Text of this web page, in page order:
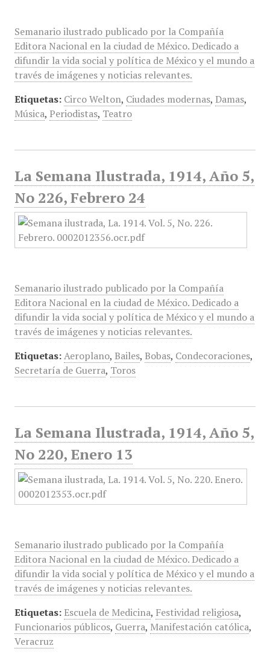
Semanario ilustrado publicado por la Compañía
Editora Nacional en la ciudad de México. Dedicado a
difundir la vida social y política de México y el mundo a
través de imágenes y noticias relevantes.
Etiquetas: Circo Welton, Ciudades modernas, Damas,
Música, Periodistas, Teatro
La Semana Ilustrada, 1914, Año 5,
No 226, Febrero 24
Semanario ilustrado publicado por la Compañía
Editora Nacional en la ciudad de México. Dedicado a
difundir la vida social y política de México y el mundo a
través de imágenes y noticias relevantes.
Etiquetas: Aeroplano, Bailes, Bobas, Condecoraciones,
Secretaría de Guerra, Toros
La Semana Ilustrada, 1914, Año 5,
No 220, Enero 13
Semanario ilustrado publicado por la Compañía
Editora Nacional en la ciudad de México. Dedicado a
difundir la vida social y política de México y el mundo a
través de imágenes y noticias relevantes.
Etiquetas: Escuela de Medicina, Festividad religiosa,
Funcionarios públicos, Guerra, Manifestación católica,
Veracruz